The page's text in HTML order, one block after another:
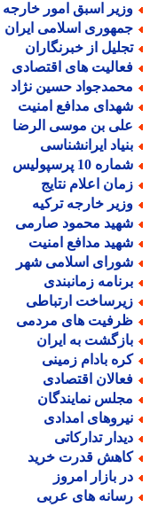
اسبق امور خارجه
اسلامی ایران
از خبرنگاران
های اقتصادی
حسین نژاد
مدافع امنیت
بن موسی الرضا
ایرانشناسی
10 پرسپولیس
اعلام نتایج
خارجه ترکیه
محمود صارمی
مدافع امنیت
اسلامی شهر
زمانبندی
ارتباطی
های مردمی
به ایران
بادام زمینی
اقتصادی
نمایندگان
امدادی
تدارکاتی
قدرت خرید
بازار امروز
های عربی